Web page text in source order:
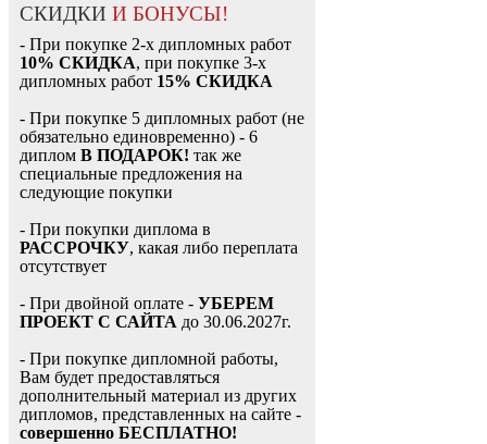
СКИДКИ И БОНУСЫ!
- При покупке 2-х дипломных работ
10% СКИДКА, при покупке 3-х
дипломных работ 15% СКИДКА
- При покупке 5 дипломных работ (не
обязательно единовременно) - 6
диплом В ПОДАРОК! так же
специальные предложения на
следующие покупки
- При покупки диплома в
РАССРОЧКУ, какая либо переплата
отсутствует
- При двойной оплате - УБЕРЕМ
ПРОЕКТ С САЙТА до 30.06.2027г.
- При покупке дипломной работы,
Вам будет предоставляться
дополнительный материал из других
дипломов, представленных на сайте -
совершенно БЕСПЛАТНО!